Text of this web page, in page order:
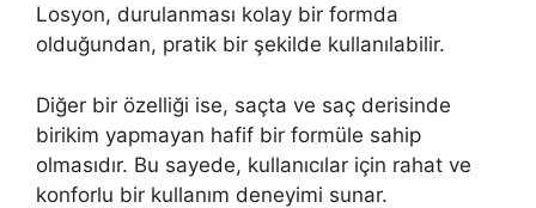
Losyon, durulanması kolay bir formda
olduğundan, pratik bir şekilde kullanılabilir.
Diğer bir özelliği ise, saçta ve saç derisinde
birikim yapmayan hafif bir formüle sahip
olmasıdır. Bu sayede, kullanıcılar için rahat ve
konforlu bir kullanım deneyimi sunar.